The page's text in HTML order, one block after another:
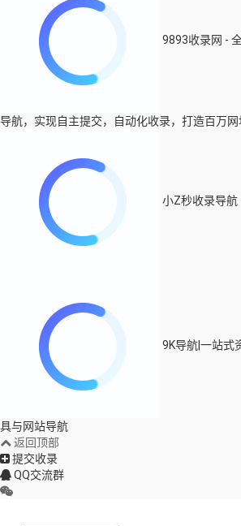
9893收录网 -
导航，实现自主提交，自动化收录，打造百万网
小Z秒收录导航
9K导航|一站式
具与网站导航
返回顶部
提交收录
QQ交流群